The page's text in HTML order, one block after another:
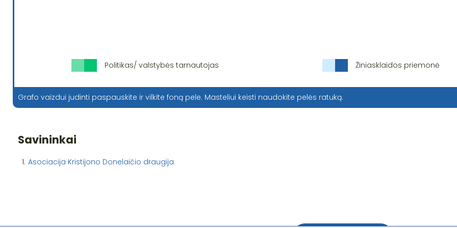
Politikas/ valstybės tarnautojas Žiniasklaidos priemonė
Grafo vaizdui judinti paspauskite ir vilkite foną pele. Masteliui keisti naudokite pelės ratuką.
Savininkai
1. Asociacija Kristijono Donelaičio draugija